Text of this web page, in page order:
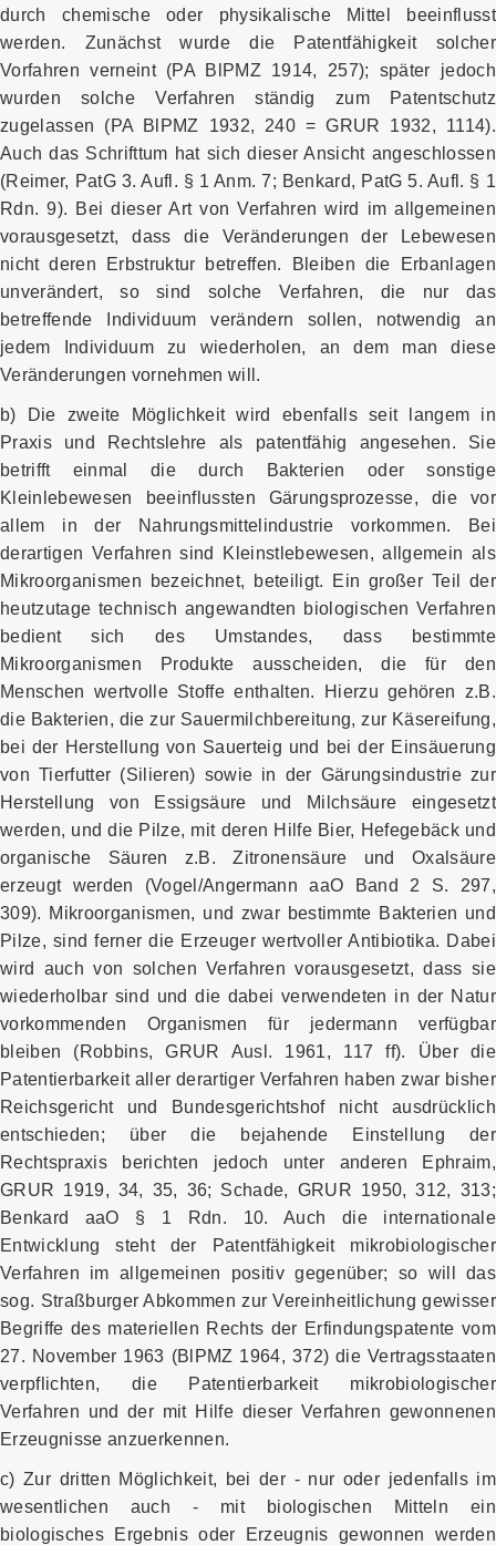
durch chemische oder physikalische Mittel beeinflusst
werden. Zunächst wurde die Patentfähigkeit solcher
Vorfahren verneint (PA BlPMZ 1914, 257); später jedoch
wurden solche Verfahren ständig zum Patentschutz
zugelassen (PA BlPMZ 1932, 240 = GRUR 1932, 1114).
Auch das Schrifttum hat sich dieser Ansicht angeschlossen
(Reimer, PatG 3. Aufl. § 1 Anm. 7; Benkard, PatG 5. Aufl. § 1
Rdn. 9). Bei dieser Art von Verfahren wird im allgemeinen
vorausgesetzt, dass die Veränderungen der Lebewesen
nicht deren Erbstruktur betreffen. Bleiben die Erbanlagen
unverändert, so sind solche Verfahren, die nur das
betreffende Individuum verändern sollen, notwendig an
jedem Individuum zu wiederholen, an dem man diese
Veränderungen vornehmen will.
b) Die zweite Möglichkeit wird ebenfalls seit langem in
Praxis und Rechtslehre als patentfähig angesehen. Sie
betrifft einmal die durch Bakterien oder sonstige
Kleinlebewesen beeinflussten Gärungsprozesse, die vor
allem in der Nahrungsmittelindustrie vorkommen. Bei
derartigen Verfahren sind Kleinstlebewesen, allgemein als
Mikroorganismen bezeichnet, beteiligt. Ein großer Teil der
heutzutage technisch angewandten biologischen Verfahren
bedient sich des Umstandes, dass bestimmte
Mikroorganismen Produkte ausscheiden, die für den
Menschen wertvolle Stoffe enthalten. Hierzu gehören z.B.
die Bakterien, die zur Sauermilchbereitung, zur Käsereifung,
bei der Herstellung von Sauerteig und bei der Einsäuerung
von Tierfutter (Silieren) sowie in der Gärungsindustrie zur
Herstellung von Essigsäure und Milchsäure eingesetzt
werden, und die Pilze, mit deren Hilfe Bier, Hefegebäck und
organische Säuren z.B. Zitronensäure und Oxalsäure
erzeugt werden (Vogel/Angermann aaO Band 2 S. 297,
309). Mikroorganismen, und zwar bestimmte Bakterien und
Pilze, sind ferner die Erzeuger wertvoller Antibiotika. Dabei
wird auch von solchen Verfahren vorausgesetzt, dass sie
wiederholbar sind und die dabei verwendeten in der Natur
vorkommenden Organismen für jedermann verfügbar
bleiben (Robbins, GRUR Ausl. 1961, 117 ff). Über die
Patentierbarkeit aller derartiger Verfahren haben zwar bisher
Reichsgericht und Bundesgerichtshof nicht ausdrücklich
entschieden; über die bejahende Einstellung der
Rechtspraxis berichten jedoch unter anderen Ephraim,
GRUR 1919, 34, 35, 36; Schade, GRUR 1950, 312, 313;
Benkard aaO § 1 Rdn. 10. Auch die internationale
Entwicklung steht der Patentfähigkeit mikrobiologischer
Verfahren im allgemeinen positiv gegenüber; so will das
sog. Straßburger Abkommen zur Vereinheitlichung gewisser
Begriffe des materiellen Rechts der Erfindungspatente vom
27. November 1963 (BlPMZ 1964, 372) die Vertragsstaaten
verpflichten, die Patentierbarkeit mikrobiologischer
Verfahren und der mit Hilfe dieser Verfahren gewonnenen
Erzeugnisse anzuerkennen.
c) Zur dritten Möglichkeit, bei der - nur oder jedenfalls im
wesentlichen auch - mit biologischen Mitteln ein
biologisches Ergebnis oder Erzeugnis gewonnen werden